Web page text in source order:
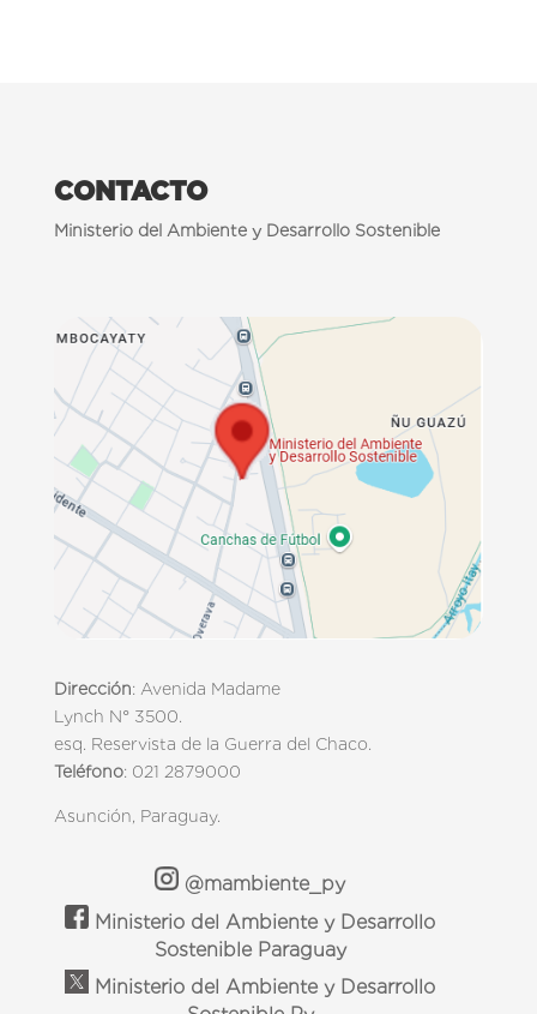
CONTACTO
Ministerio del Ambiente y Desarrollo Sostenible
Dirección: Avenida Madame
Lynch N° 3500.
esq. Reservista de la Guerra del Chaco.
Teléfono: 021 2879000
Asunción, Paraguay.
@mambiente_py
Ministerio del Ambiente y Desarrollo
Sostenible Paraguay
Ministerio del Ambiente y Desarrollo